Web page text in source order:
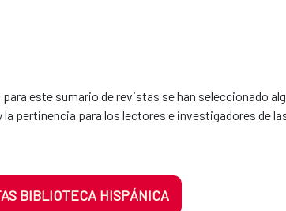
este sumario de revistas se han seleccionado
pertinencia para los lectores e investigadores de
BIBLIOTECA HISPÁNICA